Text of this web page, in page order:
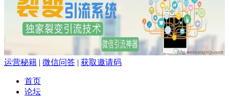
运营秘籍 | 微信问答 | 获取邀请码
首页
论坛